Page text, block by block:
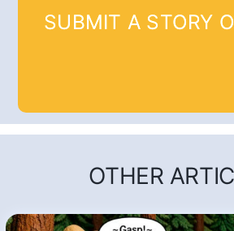
SUBMIT A STORY
OTHER